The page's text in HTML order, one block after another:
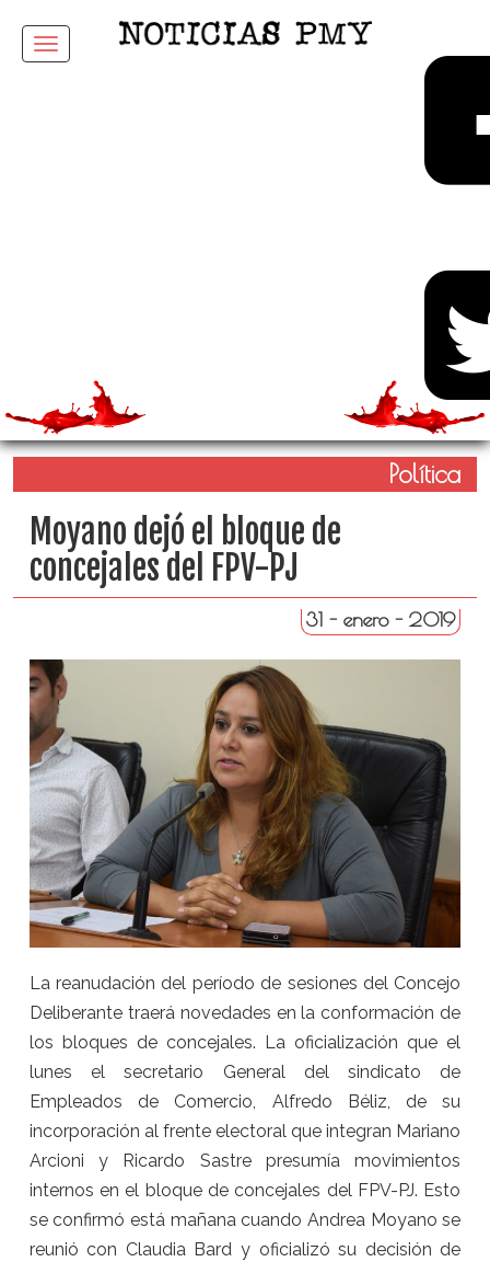
Menu
Política
Moyano dejó el bloque de
concejales del FPV-PJ
31 - enero - 2019
La reanudación del período de sesiones del Concejo
Deliberante traerá novedades en la conformación de
los bloques de concejales. La oficialización que el
lunes el secretario General del sindicato de
Empleados de Comercio, Alfredo Béliz, de su
incorporación al frente electoral que integran Mariano
Arcioni y Ricardo Sastre presumía movimientos
internos en el bloque de concejales del FPV-PJ. Esto
se confirmó está mañana cuando Andrea Moyano se
reunió con Claudia Bard y oficializó su decisión de